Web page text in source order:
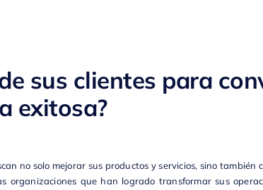
sus clientes para
exitosa?
no solo mejorar sus productos y servicios, sino también
organizaciones que han logrado transformar sus